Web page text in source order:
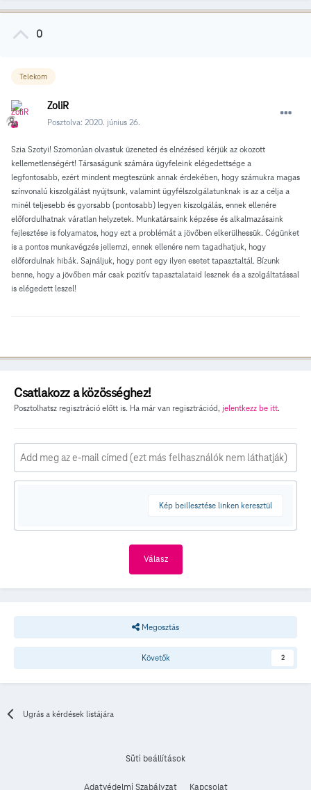
0
Telekom
ZoliR
Posztolva: 2020. június 26.
Szia Szotyi! Szomorúan olvastuk üzeneted és elnézésed kérjük az okozott
kellemetlenségért! Társaságunk számára ügyfeleink elégedettsége a
legfontosabb, ezért mindent megteszünk annak érdekében, hogy számukra magas
színvonalú kiszolgálást nyújtsunk, valamint ügyfélszolgálatunknak is az a célja a
minél teljesebb és gyorsabb (pontosabb) legyen kiszolgálás, ennek ellenére
előfordulhatnak váratlan helyzetek. Munkatársaink képzése és alkalmazásaink
fejlesztése is folyamatos, hogy ezt a problémát a jövőben elkerülhessük. Cégünket
is a pontos munkavégzés jellemzi, ennek ellenére nem tagadhatjuk, hogy
előfordulnak hibák. Sajnáljuk, hogy pont egy ilyen esetet tapasztaltál. Bízunk
benne, hogy a jövőben már csak pozitív tapasztalataid lesznek és a szolgáltatással
is elégedett leszel!
Csatlakozz a közösséghez!
Posztolhatsz regisztráció előtt is. Ha már van regisztrációd, jelentkezz be itt.
Kép beillesztése linken keresztül
Válasz
Megosztás
Követők 2
Ugrás a kérdések listájára
Süti beállítások
Adatvédelmi Szabályzat Kapcsolat